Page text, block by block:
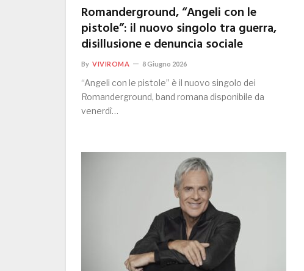
Romanderground, “Angeli con le
pistole”: il nuovo singolo tra guerra,
disillusione e denuncia sociale
By VIVIROMA 8 Giugno 2026
“Angeli con le pistole” è il nuovo singolo dei
Romanderground, band romana disponibile da
venerdì…